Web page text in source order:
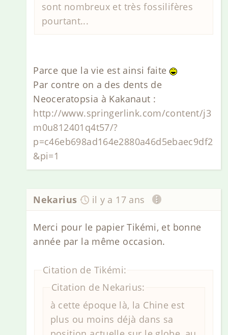
sont nombreux et très fossilifères
pourtant...
Parce que la vie est ainsi faite
Par contre on a des dents de
Neoceratopsia à Kakanaut :
http://www.springerlink.com/content/j3
m0u812401q4t57/?
p=c46eb698ad164e2880a46d5ebaec9df2
&pi=1
Nekarius il y a 17 ans
Merci pour le papier Tikémi, et bonne
année par la même occasion.
Citation de Tikémi:
Citation de Nekarius:
à cette époque là, la Chine est
plus ou moins déjà dans sa